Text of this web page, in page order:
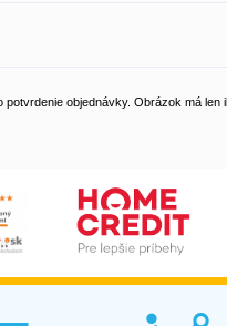
objednávky. Obrázok má len